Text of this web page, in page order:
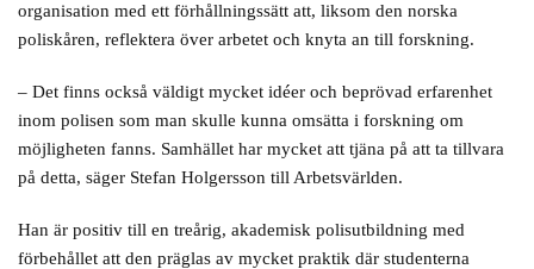
organisation med ett förhållningssätt att, liksom den norska
poliskåren, reflektera över arbetet och knyta an till forskning.
– Det finns också väldigt mycket idéer och beprövad erfarenhet
inom polisen som man skulle kunna omsätta i forskning om
möjligheten fanns. Samhället har mycket att tjäna på att ta tillvara
på detta, säger Stefan Holgersson till Arbetsvärlden.
Han är positiv till en treårig, akademisk polisutbildning med
förbehållet att den präglas av mycket praktik där studenterna